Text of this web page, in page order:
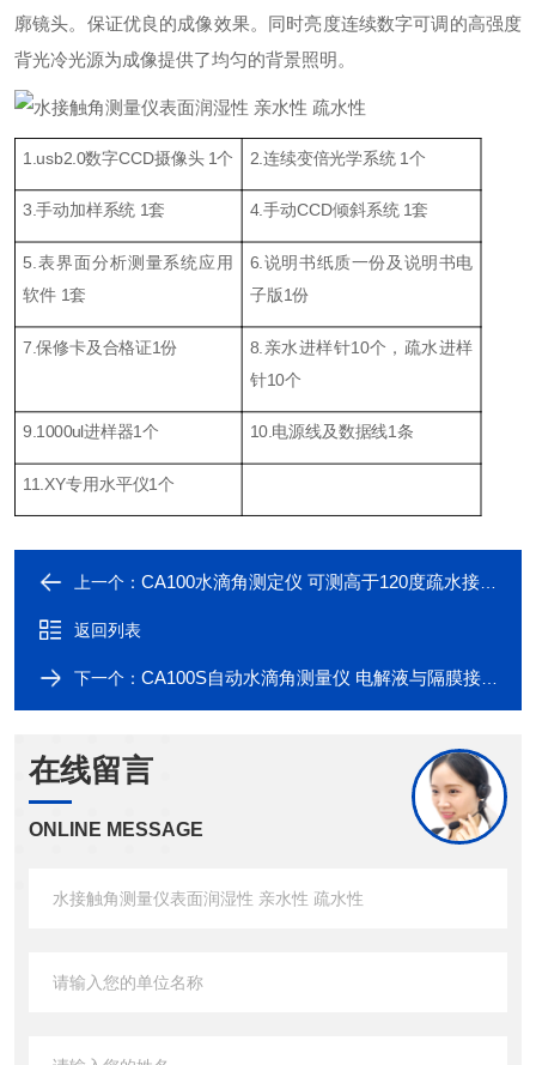
廓镜头。保证优良的成像效果。同时亮度连续数字可调的高强度
背光冷光源为成像提供了均匀的背景照明。
1. usb2.0数字CCD摄像头 1个 2.连续变倍光学系统 1个
3.手动加样系统 1套 4.手动CCD倾斜系统 1套
5.表界面分析测量系统应用
软件 1套
6.说明书纸质一份及说明书电
子版1份
7.保修卡及合格证1份
8.亲水进样针10个，疏水进样
针10个
9.1000ul进样器1个 10.电源线及数据线1条
11.XY专用水平仪1个
上一个： CA100水滴角测定仪 可测高于120度疏水接触角
返回列表
下一个： CA100S自动水滴角测量仪 电解液与隔膜接触角测试
在线留言
ONLINE MESSAGE